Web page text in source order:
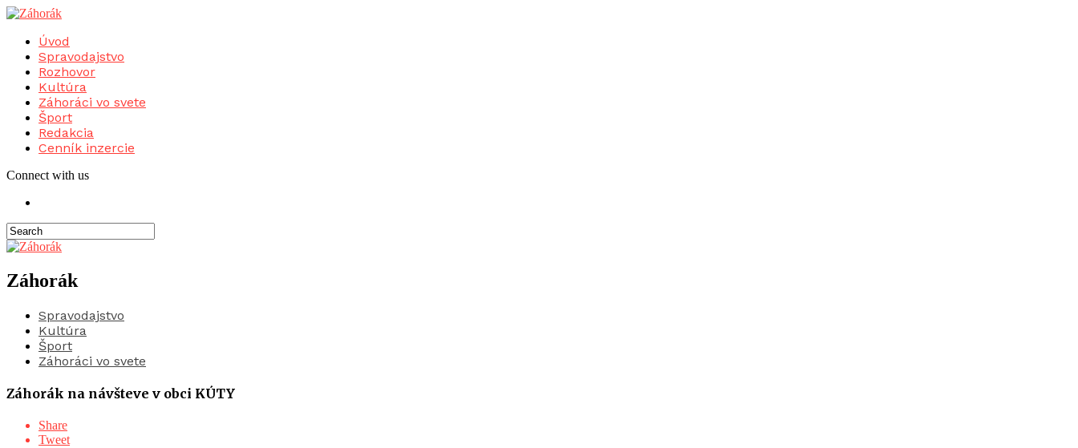
Úvod
Spravodajstvo
Rozhovor
Kultúra
Záhoráci vo svete
Šport
Redakcia
Cenník inzercie
Connect with us
Záhorák
Spravodajstvo
Kultúra
Šport
Záhoráci vo svete
Záhorák na návšteve v obci KÚTY
Share
Tweet